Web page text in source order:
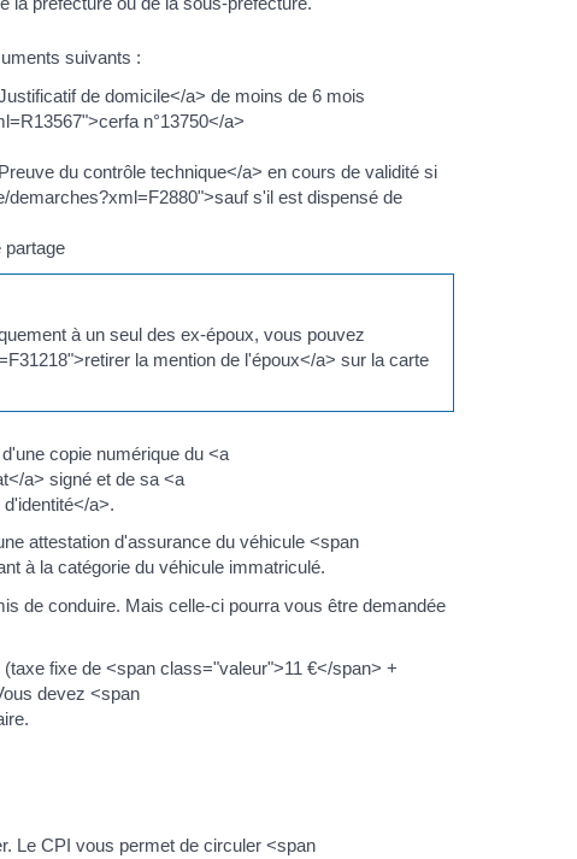
suivants :
de domicile</a> de moins de 6 mois
n°13750</a>
du contrôle technique</a> en cours de validité si
s'il est dispensé de
partage
à un seul des ex-époux, vous pouvez
la mention de l'époux</a> sur la carte
copie numérique du <a
a> signé et de sa <a
a>.
attestation d'assurance du véhicule <span
à la catégorie du véhicule immatriculé.
de conduire. Mais celle-ci pourra vous être demandée
fixe de <span class="valeur">11 €</span> +
devez <span
Le CPI vous permet de circuler <span